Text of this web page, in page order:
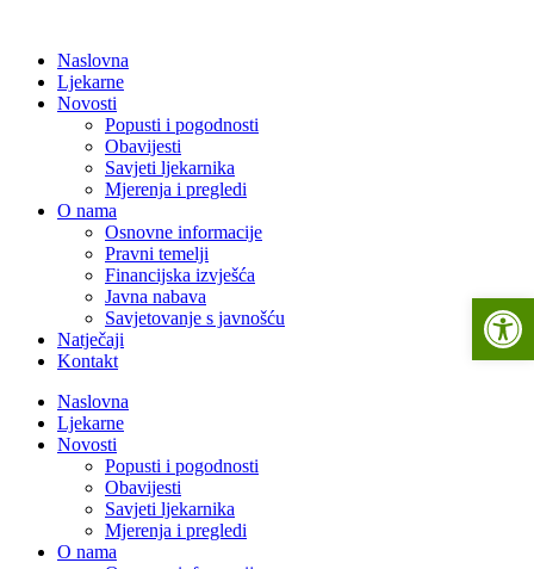
Naslovna
Ljekarne
Novosti
Popusti i pogodnosti
Obavijesti
Savjeti ljekarnika
Mjerenja i pregledi
O nama
Osnovne informacije
Pravni temelji
Financijska izvješća
Javna nabava
Savjetovanje s javnošću
Natječaji
Kontakt
Naslovna
Ljekarne
Novosti
Popusti i pogodnosti
Obavijesti
Savjeti ljekarnika
Mjerenja i pregledi
O nama